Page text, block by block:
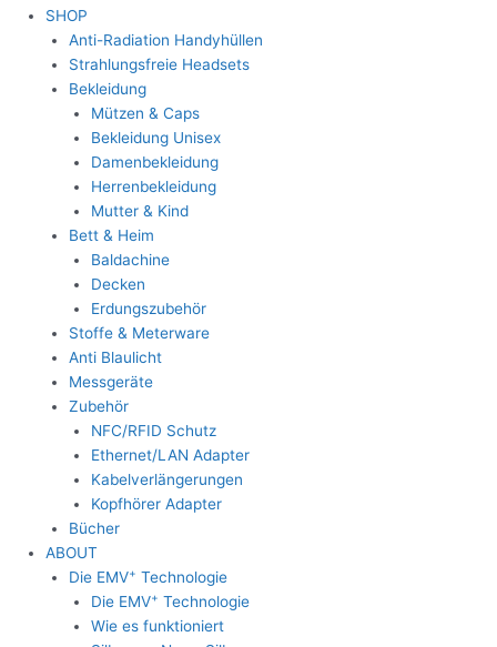
SHOP
Anti-Radiation Handyhüllen
Strahlungsfreie Headsets
Bekleidung
Mützen & Caps
Bekleidung Unisex
Damenbekleidung
Herrenbekleidung
Mutter & Kind
Bett & Heim
Baldachine
Decken
Erdungszubehör
Stoffe & Meterware
Anti Blaulicht
Messgeräte
Zubehör
NFC/RFID Schutz
Ethernet/LAN Adapter
Kabelverlängerungen
Kopfhörer Adapter
Bücher
ABOUT
Die EMV+ Technologie
Die EMV+ Technologie
Wie es funktioniert